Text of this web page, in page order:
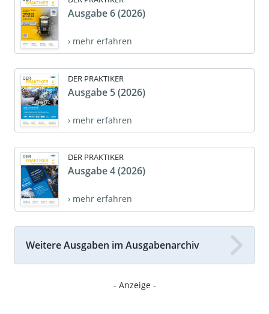
Ausgabe 6 (2026)
› mehr erfahren
DER PRAKTIKER
Ausgabe 5 (2026)
› mehr erfahren
DER PRAKTIKER
Ausgabe 4 (2026)
› mehr erfahren
Weitere Ausgaben im Ausgabenarchiv
- Anzeige -